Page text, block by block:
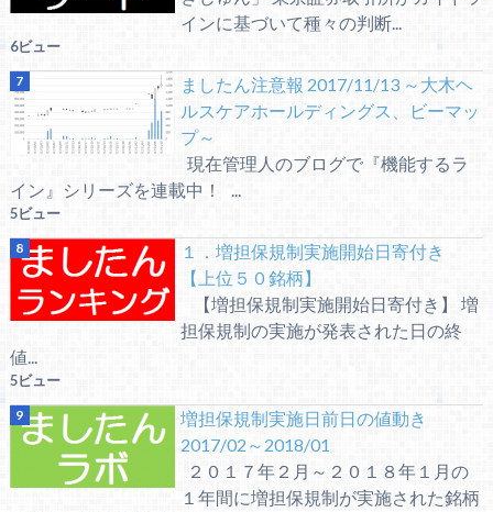
インに基づいて種々の判断...
6ビュー
ましたん注意報 2017/11/13 ～大木ヘ
ルスケアホールディングス、ビーマッ
プ～
現在管理人のブログで『機能するラ
イン』シリーズを連載中！ ...
5ビュー
１．増担保規制実施開始日寄付き
【上位５０銘柄】
【増担保規制実施開始日寄付き】 増
担保規制の実施が発表された日の終
値...
5ビュー
増担保規制実施日前日の値動き
2017/02～2018/01
２０１７年２月～２０１８年１月の
１年間に増担保規制が実施された銘柄